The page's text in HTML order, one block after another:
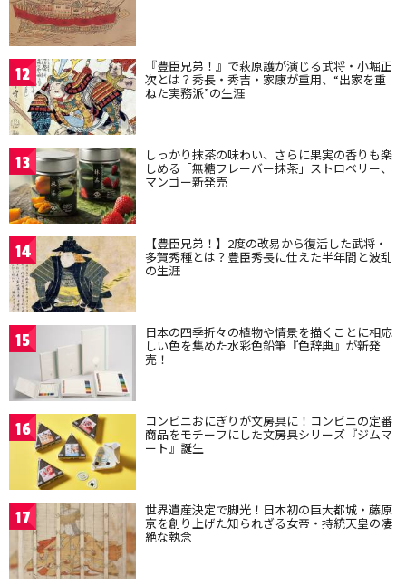
12 『豊臣兄弟！』で萩原護が演じる武将・小堀正
次とは？秀長・秀吉・家康が重用、“出家を重
ねた実務派”の生涯
13 しっかり抹茶の味わい、さらに果実の香りも楽
しめる「無糖フレーバー抹茶」ストロベリー、
マンゴー新発売
14 【豊臣兄弟！】2度の改易から復活した武将・
多賀秀種とは？豊臣秀長に仕えた半年間と波乱
の生涯
15 日本の四季折々の植物や情景を描くことに相応
しい色を集めた水彩色鉛筆『色辞典』が新発
売！
16 コンビニおにぎりが文房具に！コンビニの定番
商品をモチーフにした文房具シリーズ『ジムマ
ート』誕生
17 世界遺産決定で脚光！日本初の巨大都城・藤原
京を創り上げた知られざる女帝・持統天皇の凄
絶な執念